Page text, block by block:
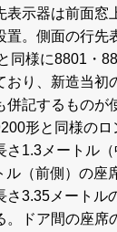
表示器は前面窓
置。側面の行先
同様に8801・
おり、新造当初
併記するものが
形と同様のロ
さ1.3メートル
ル（前側）の座
さ3.35メートル
。ドア間の座席